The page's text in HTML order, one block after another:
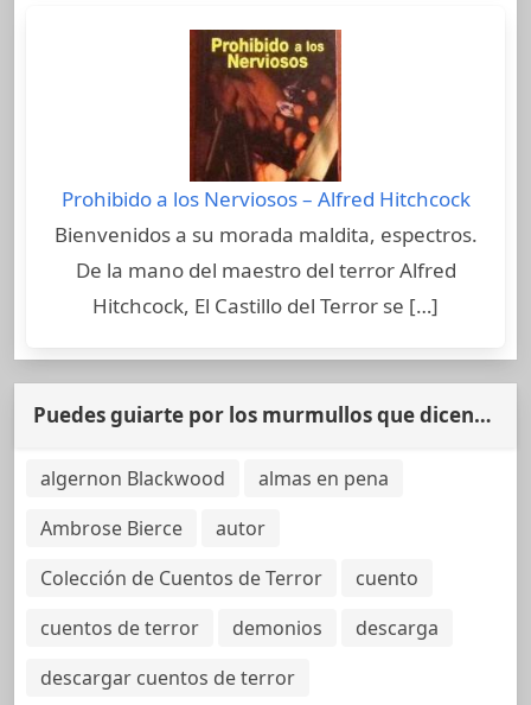
Prohibido a los Nerviosos – Alfred Hitchcock
Bienvenidos a su morada maldita, espectros.
De la mano del maestro del terror Alfred
Hitchcock, El Castillo del Terror se […]
Puedes guiarte por los murmullos que dicen…
algernon Blackwood
almas en pena
Ambrose Bierce
autor
Colección de Cuentos de Terror
cuento
cuentos de terror
demonios
descarga
descargar cuentos de terror